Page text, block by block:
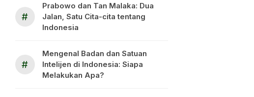
#
Prabowo dan Tan Malaka: Dua
Jalan, Satu Cita-cita tentang
Indonesia
#
Mengenal Badan dan Satuan
Intelijen di Indonesia: Siapa
Melakukan Apa?